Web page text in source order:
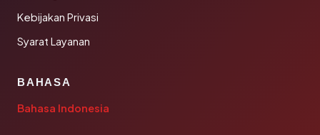
Kebijakan Privasi
Syarat Layanan
BAHASA
Bahasa Indonesia